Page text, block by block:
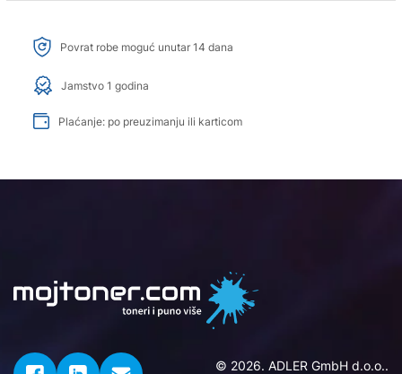
Povrat robe moguć unutar 14 dana
Jamstvo 1 godina
Plaćanje: po preuzimanju ili karticom
© 2026. ADLER GmbH d.o.o..